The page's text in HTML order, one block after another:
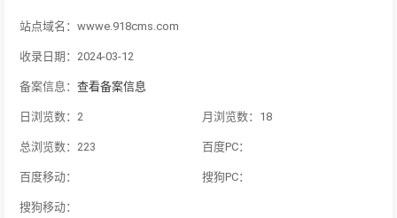
站点域名：wwwe.918cms.com
收录日期：2024-03-12
备案信息： 查看备案信息
日浏览数：2 月浏览数：18
总浏览数：223 百度PC：
百度移动： 搜狗PC：
搜狗移动：